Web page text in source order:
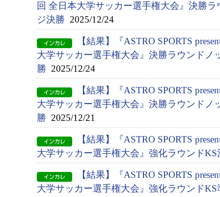
回 全日本大学サッカー選手権大会』決勝
ジ決勝 2025/12/24
【結果】『ASTRO SPORTS
大学サッカー選手権大会』決勝ラウンドノ
勝 2025/12/24
【結果】『ASTRO SPORTS
大学サッカー選手権大会』決勝ラウンドノ
勝 2025/12/21
【結果】『ASTRO SPORTS
大学サッカー選手権大会』強化ラウンドKS
【結果】『ASTRO SPORTS
大学サッカー選手権大会』強化ラウンドKS